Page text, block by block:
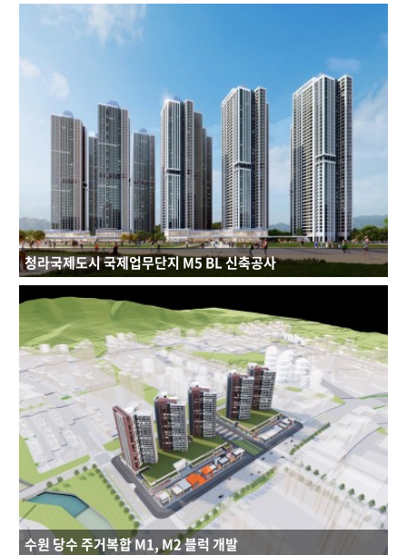
연면적 : 257428.15㎡
규모 : B1F-7F
건축용도 : 주거시설
연면적 : 425406.55㎡
규모 : B5~49F
건축용도 : 공동주택, 오피스텔, 근린생활시설
청라국제도시 국제업무단지 M5 BL 신축공사
수원 당수 주거복합 M1, M2 블럭 개발